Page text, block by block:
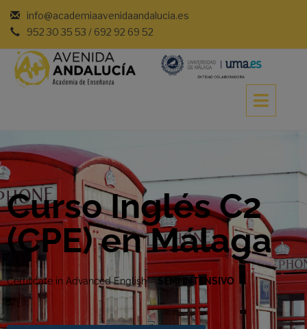
info@academiaavenidaandalucia.es
952 30 35 53 / 692 92 69 52
Curso Inglés C2
(CPE) en Málaga
Certificate in Advanced English– SEMI INTENSIVO